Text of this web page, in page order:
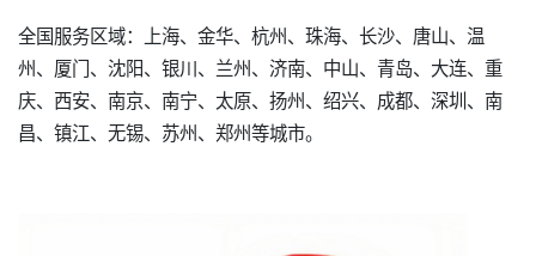
全国服务区域：上海、金华、杭州、珠海、长沙、唐山、温
州、厦门、沈阳、银川、兰州、济南、中山、青岛、大连、重
庆、西安、南京、南宁、太原、扬州、绍兴、成都、深圳、南
昌、镇江、无锡、苏州、郑州等城市。